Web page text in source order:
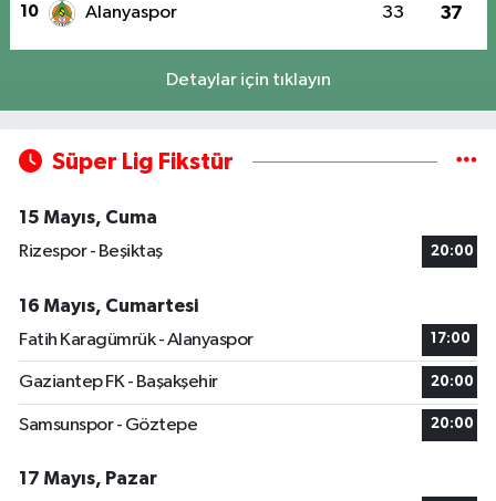
10 Alanyaspor 33 37
Detaylar için tıklayın
Süper Lig Fikstür
15 Mayıs, Cuma
Rizespor - Beşiktaş
20:00
16 Mayıs, Cumartesi
Fatih Karagümrük - Alanyaspor
17:00
Gaziantep FK - Başakşehir 20:00
Samsunspor - Göztepe 20:00
17 Mayıs, Pazar